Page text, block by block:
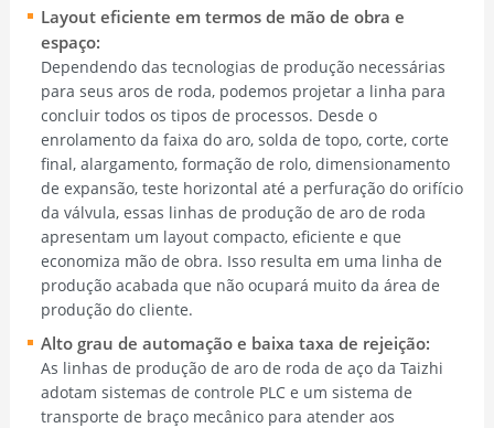
Layout eficiente em termos de mão de obra e
espaço:
Dependendo das tecnologias de produção necessárias
para seus aros de roda, podemos projetar a linha para
concluir todos os tipos de processos. Desde o
enrolamento da faixa do aro, solda de topo, corte, corte
final, alargamento, formação de rolo, dimensionamento
de expansão, teste horizontal até a perfuração do orifício
da válvula, essas linhas de produção de aro de roda
apresentam um layout compacto, eficiente e que
economiza mão de obra. Isso resulta em uma linha de
produção acabada que não ocupará muito da área de
produção do cliente.
Alto grau de automação e baixa taxa de rejeição:
As linhas de produção de aro de roda de aço da Taizhi
adotam sistemas de controle PLC e um sistema de
transporte de braço mecânico para atender aos